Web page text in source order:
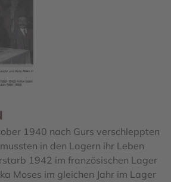
1940 nach Gurs verschleppten
in den Lagern ihr Leben
1942 im französischen Lager
Moses im gleichen Jahr im Lager